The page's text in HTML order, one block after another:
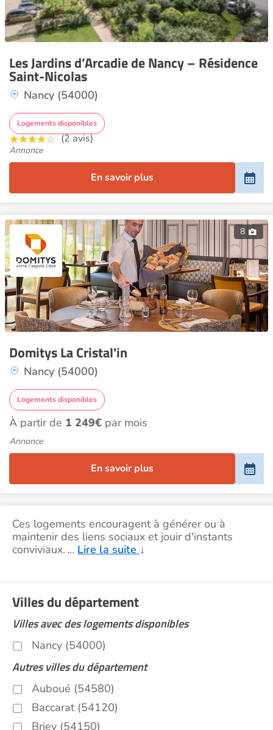
Les Jardins d’Arcadie de Nancy – Résidence
Saint-Nicolas
Nancy (54000)
Logements disponibles
(2 avis)
Annonce
En savoir plus
8
Domitys La Cristal'in
Nancy (54000)
Logements disponibles
À partir de 1 249€ par mois
Annonce
En savoir plus
Ces logements encouragent à générer ou à
maintenir des liens sociaux et jouir d'instants
conviviaux. … Lire la suite ↓
Villes du département
Villes avec des logements disponibles
Nancy (54000)
Autres villes du département
Auboué (54580)
Baccarat (54120)
Briey (54150)